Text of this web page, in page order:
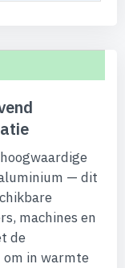
— dit
machines en
de
om in warmte